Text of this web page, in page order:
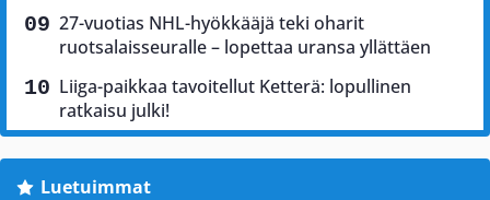
27-vuotias NHL-hyökkääjä teki oharit
ruotsalaisseuralle – lopettaa uransa yllättäen
Liiga-paikkaa tavoitellut Ketterä: lopullinen
ratkaisu julki!
Luetuimmat